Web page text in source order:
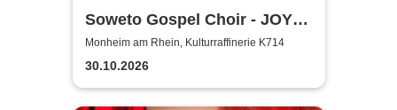
Soweto Gospel Choir - JOY!
(Zulu: Injabulo)
Monheim am Rhein, Kulturraffinerie K714
30.10.2026